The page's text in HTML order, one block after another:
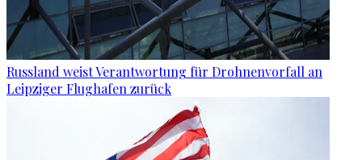
Russland weist Verantwortung für Drohnenvorfall an
Leipziger Flughafen zurück